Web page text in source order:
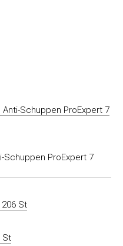
Schuppen ProExpert 7
St